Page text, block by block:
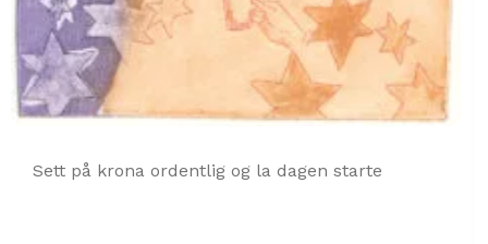
Sett på krona ordentlig og la dagen starte